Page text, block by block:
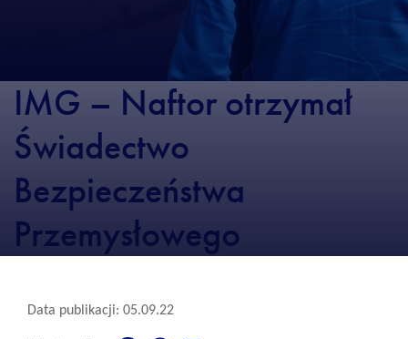
IMG – Naftor otrzymał
Świadectwo
Bezpieczeństwa
Przemysłowego
Data publikacji: 05.09.22